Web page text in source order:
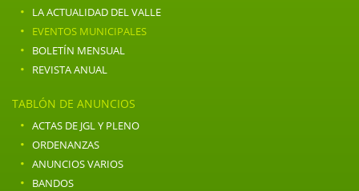
· LA ACTUALIDAD DEL VALLE
· EVENTOS MUNICIPALES
· BOLETÍN MENSUAL
· REVISTA ANUAL
TABLÓN DE ANUNCIOS
· ACTAS DE JGL Y PLENO
· ORDENANZAS
· ANUNCIOS VARIOS
· BANDOS